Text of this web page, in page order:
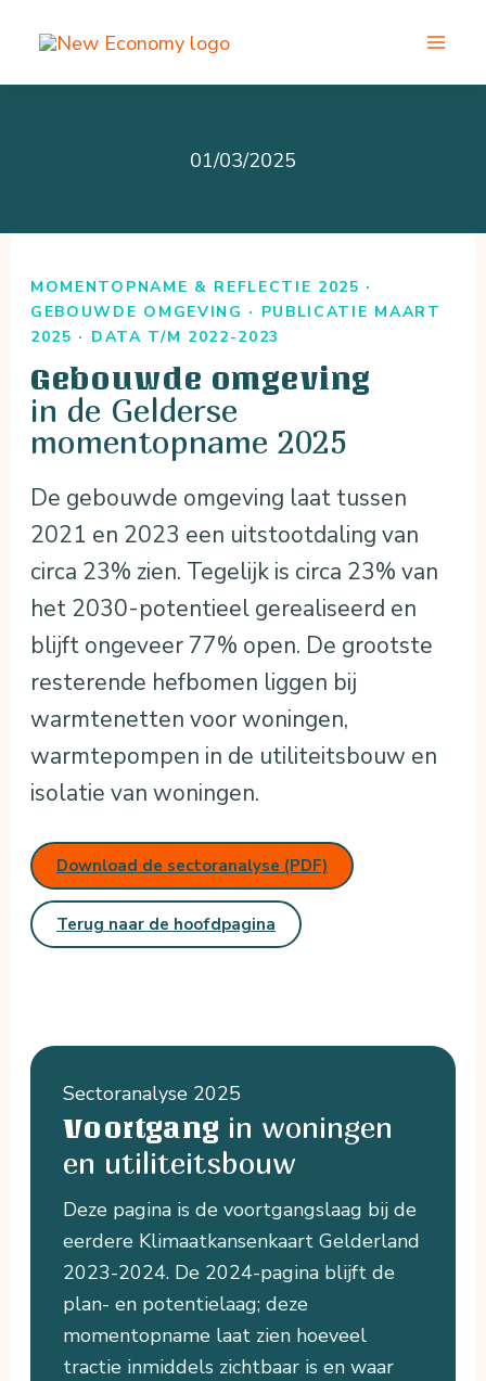
de
01/03/2025
MOMENTOPNAME & REFLECTIE 2025 ·
GEBOUWDE OMGEVING · PUBLICATIE MAART
2025 · DATA T/M 2022-2023
Gebouwde omgeving
in de Gelderse
momentopname 2025
De gebouwde omgeving laat tussen
2021 en 2023 een uitstootdaling van
circa 23% zien. Tegelijk is circa 23% van
het 2030-potentieel gerealiseerd en
blijft ongeveer 77% open. De grootste
resterende hefbomen liggen bij
warmtenetten voor woningen,
warmtepompen in de utiliteitsbouw en
isolatie van woningen.
Download de sectoranalyse (PDF)
Terug naar de hoofdpagina
Sectoranalyse 2025
Voortgang in woningen
en utiliteitsbouw
Deze pagina is de voortgangslaag bij de
eerdere Klimaatkansenkaart Gelderland
2023-2024. De 2024-pagina blijft de
plan- en potentielaag; deze
momentopname laat zien hoeveel
tractie inmiddels zichtbaar is en waar